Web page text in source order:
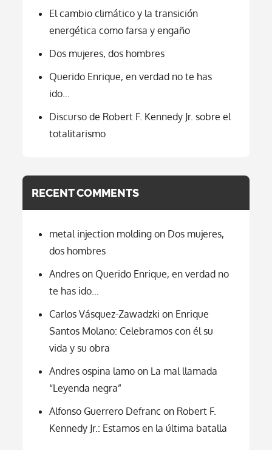
El cambio climático y la transición
energética como farsa y engaño
Dos mujeres, dos hombres
Querido Enrique, en verdad no te has
ido…
Discurso de Robert F. Kennedy Jr. sobre el
totalitarismo
RECENT COMMENTS
metal injection molding on Dos mujeres,
dos hombres
Andres on Querido Enrique, en verdad no
te has ido…
Carlos Vásquez-Zawadzki on Enrique
Santos Molano: Celebramos con él su
vida y su obra
Andres ospina lamo on La mal llamada
“Leyenda negra”
Alfonso Guerrero Defranc on Robert F.
Kennedy Jr.: Estamos en la última batalla